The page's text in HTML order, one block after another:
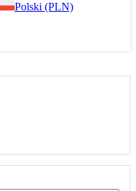
Polski (PLN)